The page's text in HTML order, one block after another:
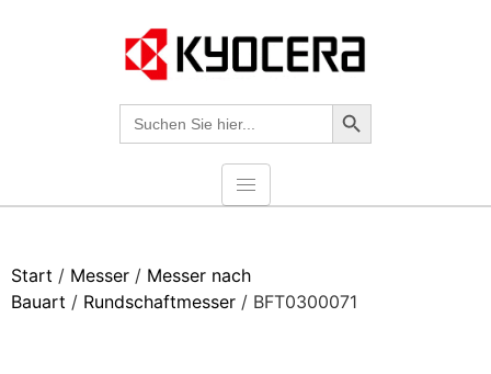
Suche
nach:
Search-Taste
Start / Messer / Messer nach
Bauart / Rundschaftmesser / BFT0300071